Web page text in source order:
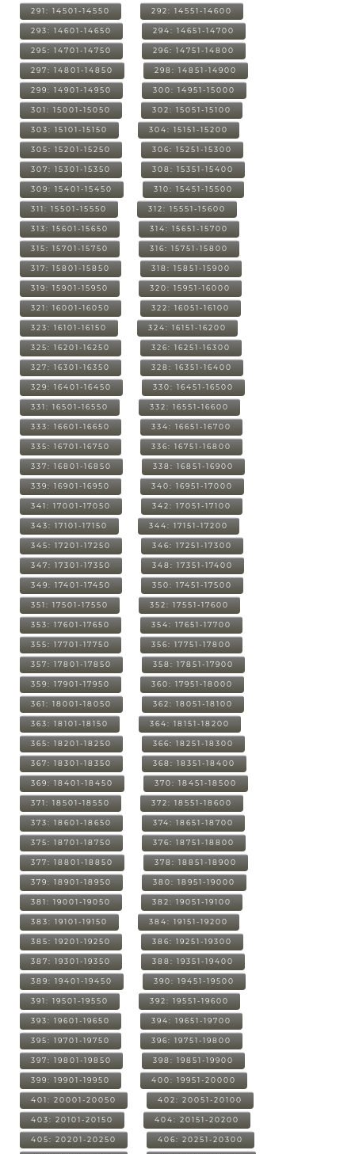
291: 14501-14550 292: 14551-14600
293: 14601-14650 294: 14651-14700
295: 14701-14750 296: 14751-14800
297: 14801-14850 298: 14851-14900
299: 14901-14950 300: 14951-15000
301: 15001-15050 302: 15051-15100
303: 15101-15150 304: 15151-15200
305: 15201-15250 306: 15251-15300
307: 15301-15350 308: 15351-15400
309: 15401-15450 310: 15451-15500
311: 15501-15550 312: 15551-15600
313: 15601-15650 314: 15651-15700
315: 15701-15750 316: 15751-15800
317: 15801-15850 318: 15851-15900
319: 15901-15950 320: 15951-16000
321: 16001-16050 322: 16051-16100
323: 16101-16150 324: 16151-16200
325: 16201-16250 326: 16251-16300
327: 16301-16350 328: 16351-16400
329: 16401-16450 330: 16451-16500
331: 16501-16550 332: 16551-16600
333: 16601-16650 334: 16651-16700
335: 16701-16750 336: 16751-16800
337: 16801-16850 338: 16851-16900
339: 16901-16950 340: 16951-17000
341: 17001-17050 342: 17051-17100
343: 17101-17150 344: 17151-17200
345: 17201-17250 346: 17251-17300
347: 17301-17350 348: 17351-17400
349: 17401-17450 350: 17451-17500
351: 17501-17550 352: 17551-17600
353: 17601-17650 354: 17651-17700
355: 17701-17750 356: 17751-17800
357: 17801-17850 358: 17851-17900
359: 17901-17950 360: 17951-18000
361: 18001-18050 362: 18051-18100
363: 18101-18150 364: 18151-18200
365: 18201-18250 366: 18251-18300
367: 18301-18350 368: 18351-18400
369: 18401-18450 370: 18451-18500
371: 18501-18550 372: 18551-18600
373: 18601-18650 374: 18651-18700
375: 18701-18750 376: 18751-18800
377: 18801-18850 378: 18851-18900
379: 18901-18950 380: 18951-19000
381: 19001-19050 382: 19051-19100
383: 19101-19150 384: 19151-19200
385: 19201-19250 386: 19251-19300
387: 19301-19350 388: 19351-19400
389: 19401-19450 390: 19451-19500
391: 19501-19550 392: 19551-19600
393: 19601-19650 394: 19651-19700
395: 19701-19750 396: 19751-19800
397: 19801-19850 398: 19851-19900
399: 19901-19950 400: 19951-20000
401: 20001-20050 402: 20051-20100
403: 20101-20150 404: 20151-20200
405: 20201-20250 406: 20251-20300